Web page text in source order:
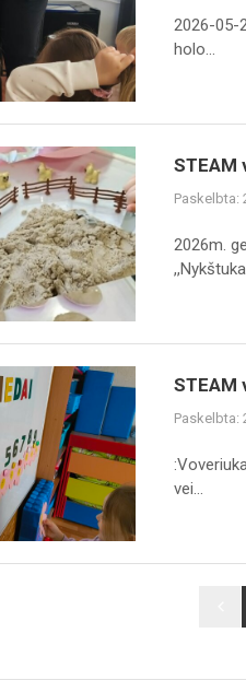
2026-05-
holo...
STEAM
Paskelbta:
2026m.
STEAM
Paskelbta:
vei...